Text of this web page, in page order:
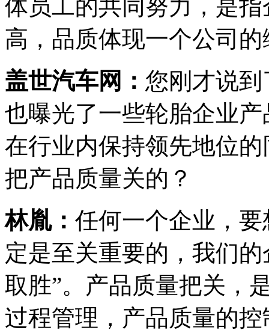
体员工的共同努力，是
高，品质体现一个公司
盖世汽车网： 您刚才说
也曝光了一些轮胎企业
在行业内保持领先地位
把产品质量关的？
林胤： 任何一个企业，
定是至关重要的，我们
取胜”。产品质量把关，
过程管理，产品质量的